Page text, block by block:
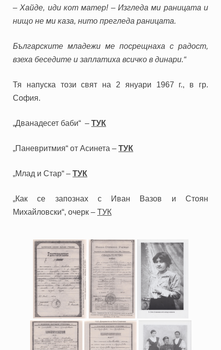
– Хайде, иди кот матер! – Изгледа ми раницата и
нищо не ми каза, нито прегледа раницата.
Българските младежи ме посрещнаха с радост,
взеха беседите и заплатиха всичко в динари.“
Тя напуска този свят на 2 януари 1967 г., в гр.
София.
„Дванадесет баби“ –ТУК
„Паневритмия“ от Асинета –ТУК
„Млад и Стар“ –ТУК
„Как се запознах с Иван Вазов и Стоян
Михайловски“, очерк –ТУК